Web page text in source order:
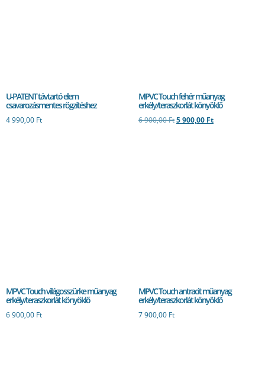
U-PATENT távtartó elem
csavarozásmentes rögzítéshez
4 990,00 Ft
MPVC Touch fehér műanyag
erkély/teraszkorlát könyöklő
6 900,00Ft5 900,00 Ft
MPVC Touch világosszürke műanyag
erkély/teraszkorlát könyöklő
6 900,00 Ft
MPVC Touch antracit műanyag
erkély/teraszkorlát könyöklő
7 900,00 Ft